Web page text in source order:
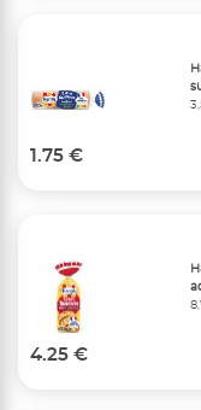
1.75 €
4.25 €